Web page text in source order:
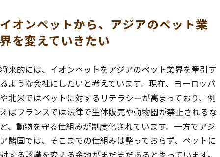
イオンペットから、アジアのペット業
界を変えていきたい
将来的には、イオンペットをアジアのペット業界を牽引す
るような会社にしたいと考えています。現在、ヨーロッパ
や北米ではペットに対するリテラシーが高まっており、例
えばフランスでは法律で生体販売や動物園が禁止されるな
ど、動物を守る仕組みが制度化されています。一方でアジ
ア諸国では、そこまでの仕組みは整っておらず、ペットに
対する認識を変える余地がまだまだあると思っています。